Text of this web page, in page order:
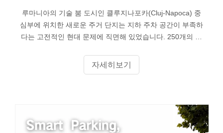
루마니아의 기술 붐 도시인 클루지나포카(Cluj-Napoca) 중
심부에 위치한 새로운 주거 단지는 지하 주차 공간이 부족하
다는 고전적인 현대 문제에 직면해 있었습니다. 250개의 아
두 번째 자동차를 구입함에 따라 4층짜리 지하 차고는 첫 번
째 거주자가 입주하기도 전에 이미 한계점에 이르렀습니다.
자세히보기